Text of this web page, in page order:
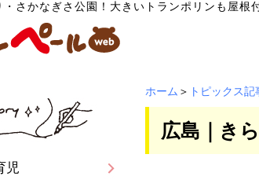
・さかなぎさ公園！大きいトランポリンも屋根
ホーム ＞ トピックス記
広島｜き
児